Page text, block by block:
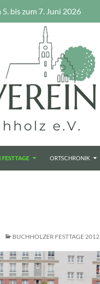
bis zum 7. Juni 2026
ORTSCHRONIK
BUCHHOLZER FESTTAGE 2012